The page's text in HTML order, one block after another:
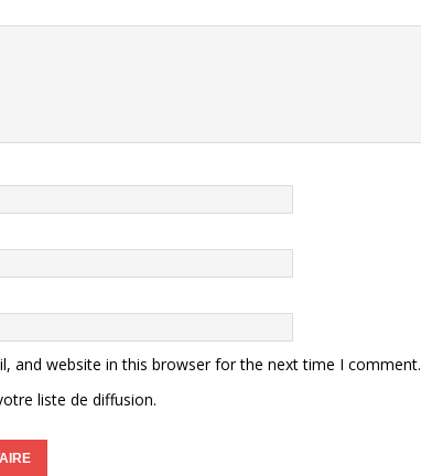
and website in this browser for the next time I comment.
liste de diffusion.